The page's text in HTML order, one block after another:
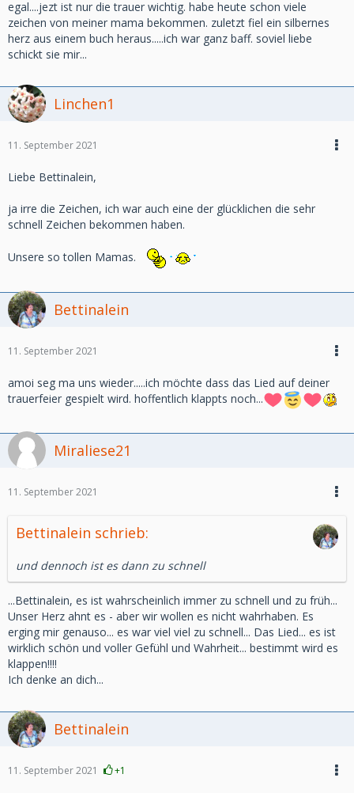
egal....jezt ist nur die trauer wichtig. habe heute schon viele
zeichen von meiner mama bekommen. zuletzt fiel ein silbernes
herz aus einem buch heraus.....ich war ganz baff. soviel liebe
schickt sie mir...
Linchen1
11. September 2021
Liebe Bettinalein,
ja irre die Zeichen, ich war auch eine der glücklichen die sehr
schnell Zeichen bekommen haben.
Unsere so tollen Mamas.
Bettinalein
11. September 2021
amoi seg ma uns wieder.....ich möchte dass das Lied auf deiner
trauerfeier gespielt wird. hoffentlich klappts noch...
Miraliese21
11. September 2021
Bettinalein schrieb:
und dennoch ist es dann zu schnell
...Bettinalein, es ist wahrscheinlich immer zu schnell und zu früh...
Unser Herz ahnt es - aber wir wollen es nicht wahrhaben. Es
erging mir genauso... es war viel viel zu schnell... Das Lied... es ist
wirklich schön und voller Gefühl und Wahrheit... bestimmt wird es
klappen!!!!
Ich denke an dich...
Bettinalein
11. September 2021 +1